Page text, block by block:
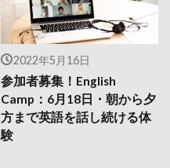
2022年5月16日
参加者募集！English
Camp：6月18日・朝から夕
方まで英語を話し続ける体
験